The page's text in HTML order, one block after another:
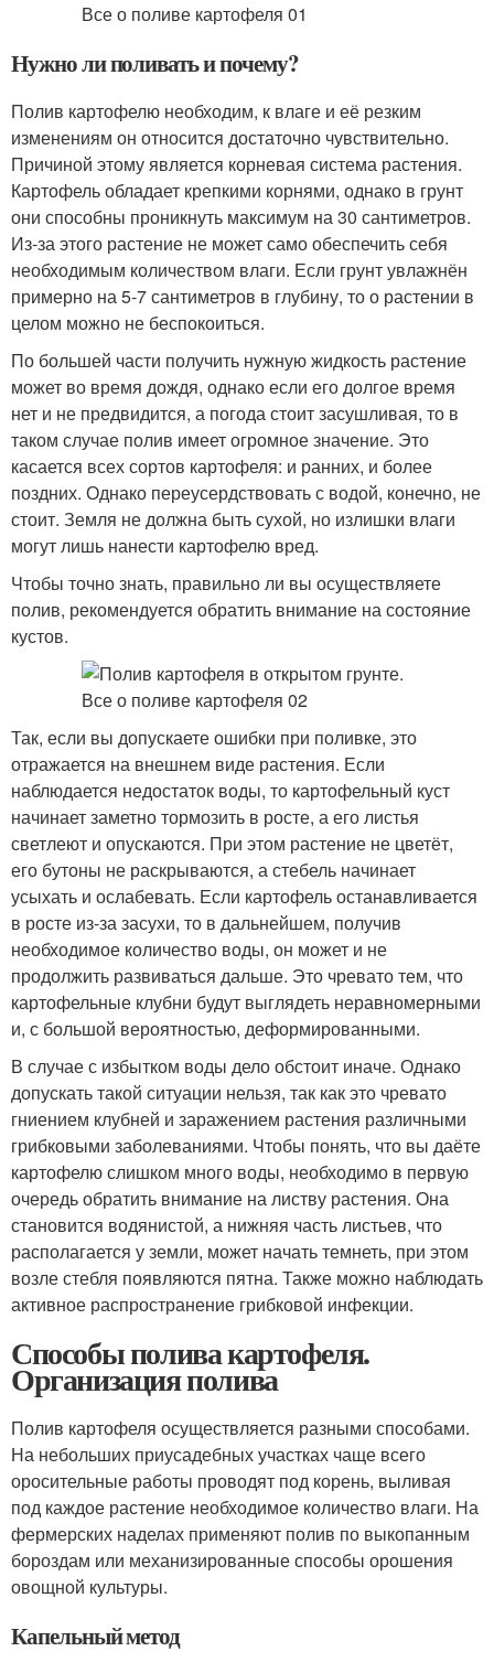
Нужно ли поливать и почему?
Полив картофелю необходим, к влаге и её резким
изменениям он относится достаточно чувствительно.
Причиной этому является корневая система растения.
Картофель обладает крепкими корнями, однако в грунт
они способны проникнуть максимум на 30 сантиметров.
Из-за этого растение не может само обеспечить себя
необходимым количеством влаги. Если грунт увлажнён
примерно на 5-7 сантиметров в глубину, то о растении в
целом можно не беспокоиться.
По большей части получить нужную жидкость растение
может во время дождя, однако если его долгое время
нет и не предвидится, а погода стоит засушливая, то в
таком случае полив имеет огромное значение. Это
касается всех сортов картофеля: и ранних, и более
поздних. Однако переусердствовать с водой, конечно, не
стоит. Земля не должна быть сухой, но излишки влаги
могут лишь нанести картофелю вред.
Чтобы точно знать, правильно ли вы осуществляете
полив, рекомендуется обратить внимание на состояние
кустов.
Так, если вы допускаете ошибки при поливке, это
отражается на внешнем виде растения. Если
наблюдается недостаток воды, то картофельный куст
начинает заметно тормозить в росте, а его листья
светлеют и опускаются. При этом растение не цветёт,
его бутоны не раскрываются, а стебель начинает
усыхать и ослабевать. Если картофель останавливается
в росте из-за засухи, то в дальнейшем, получив
необходимое количество воды, он может и не
продолжить развиваться дальше. Это чревато тем, что
картофельные клубни будут выглядеть неравномерными
и, с большой вероятностью, деформированными.
В случае с избытком воды дело обстоит иначе. Однако
допускать такой ситуации нельзя, так как это чревато
гниением клубней и заражением растения различными
грибковыми заболеваниями. Чтобы понять, что вы даёте
картофелю слишком много воды, необходимо в первую
очередь обратить внимание на листву растения. Она
становится водянистой, а нижняя часть листьев, что
располагается у земли, может начать темнеть, при этом
возле стебля появляются пятна. Также можно наблюдать
активное распространение грибковой инфекции.
Способы полива картофеля.
Организация полива
Полив картофеля осуществляется разными способами.
На небольших приусадебных участках чаще всего
оросительные работы проводят под корень, выливая
под каждое растение необходимое количество влаги. На
фермерских наделах применяют полив по выкопанным
бороздам или механизированные способы орошения
овощной культуры.
Капельный метод